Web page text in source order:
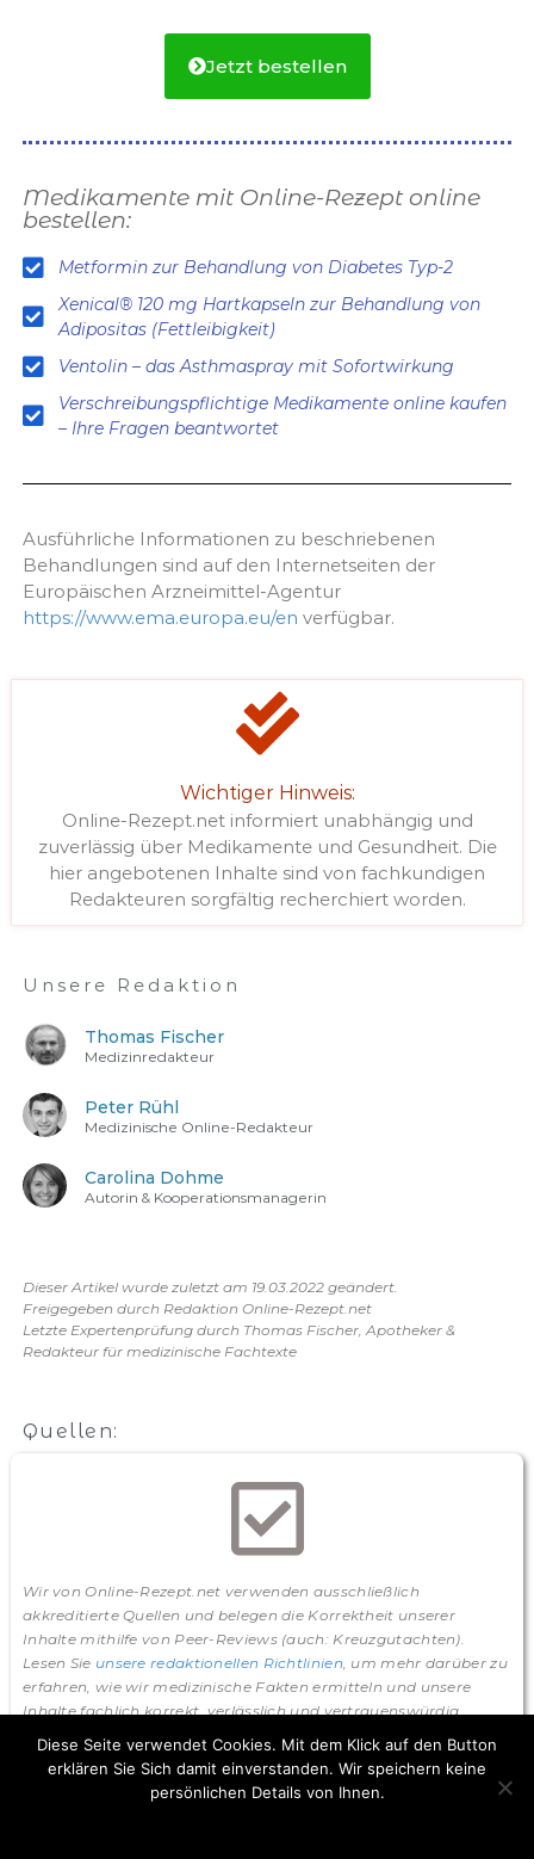
Jetzt bestellen
Medikamente mit Online-Rezept online
bestellen:
Metformin zur Behandlung von Diabetes Typ-2
Xenical® 120 mg Hartkapseln zur Behandlung von
Adipositas (Fettleibigkeit)
Ventolin – das Asthmaspray mit Sofortwirkung
Verschreibungspflichtige Medikamente online kaufen
– Ihre Fragen beantwortet
Ausführliche Informationen zu beschriebenen
Behandlungen sind auf den Internetseiten der
Europäischen Arzneimittel-Agentur
https://www.ema.europa.eu/en verfügbar.
Wichtiger Hinweis:
Online-Rezept.net informiert unabhängig und
zuverlässig über Medikamente und Gesundheit. Die
hier angebotenen Inhalte sind von fachkundigen
Redakteuren sorgfältig recherchiert worden.
Unsere Redaktion
Thomas Fischer
Medizinredakteur
Peter Rühl
Medizinische Online-Redakteur
Carolina Dohme
Autorin & Kooperationsmanagerin
Dieser Artikel wurde zuletzt am 19.03.2022 geändert.
Freigegeben durch Redaktion Online-Rezept.net
Letzte Expertenprüfung durch Thomas Fischer, Apotheker &
Redakteur für medizinische Fachtexte
Quellen:
Wir von Online-Rezept.net verwenden ausschließlich
akkreditierte Quellen und belegen die Korrektheit unserer
Inhalte mithilfe von Peer-Reviews (auch: Kreuzgutachten).
Lesen Sie unsere redaktionellen Richtlinien, um mehr darüber zu
erfahren, wie wir medizinische Fakten ermitteln und unsere
Inhalte fachlich korrekt, verlässlich und vertrauenswürdig
aufbereiten.
Gabler-Sandberger, Elisabeth: Klinische Erfahrungen
mit Sumatriptan: Wirksam nur bei gesicherter
Diese Seite verwendet Cookies. Mit dem Klick auf den Button
erklären Sie Sich damit einverstanden. Wir speichern keine
persönlichen Details von Ihnen.